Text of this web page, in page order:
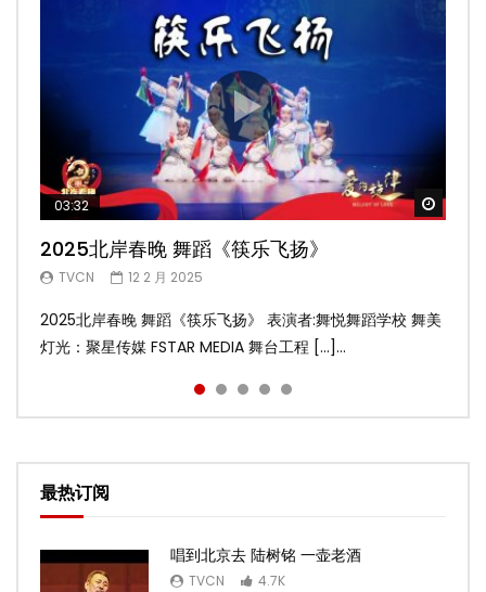
03:32
2025北岸春晚 舞蹈《筷乐飞扬》
TVCN 12 2 月 2025
2025北岸春晚 舞蹈《筷乐飞扬》 表演者:舞悦舞蹈学校 舞美
灯光：聚星传媒 FSTAR MEDIA 舞台工程 […]...
02:58
2025北岸春晚 舞蹈《乌兰巴托的夜》
TVCN 12 2 月 2025
2025北岸春晚 舞蹈《乌兰巴托的夜》 表演者:飞扬舞蹈团 舞
美灯光：聚星传媒 FSTAR MEDIA 舞台工 […]...
04:19
2025北岸春晚 古典舞《雨后》
TVCN 12 2 月 2025
2025北岸春晚 古典舞《雨后》 表演者:洪杰舞蹈学院 舞美灯
光：聚星传媒 FSTAR MEDIA 舞台工程： […]...
05:13
2025北岸春晚 傣族舞蹈《水的女儿》
TVCN 12 2 月 2025
2025北岸春晚 傣族舞蹈《水的女儿》 表演者:洪杰舞蹈学院
舞美灯光：聚星传媒 FSTAR MEDIA 舞台 […]...
03:45
2025北岸春晚 舞蹈《十八焕蝶》
TVCN 9 2 月 2025
2025北岸春晚 舞蹈《十八焕蝶》 表演者:舞悦舞蹈学校 舞美
灯光：聚星传媒 FSTAR MEDIA 舞台工程 […]...
最热订阅
唱到北京去 陆树铭 一壶老酒
TVCN 4.7K